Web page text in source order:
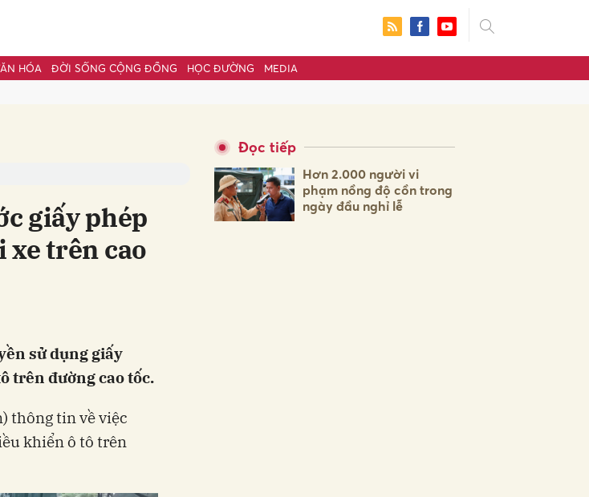
HÓA ĐỜI SỐNG CỘNG ĐỒNG HỌC ĐƯỜNG MEDIA
giấy phép
xe trên cao
sử dụng giấy
trên đường cao tốc.
thông tin về việc
khiển ô tô trên
Đọc tiếp
Hơn 2.000 người vi
phạm nồng độ cồn trong
ngày đầu nghỉ lễ